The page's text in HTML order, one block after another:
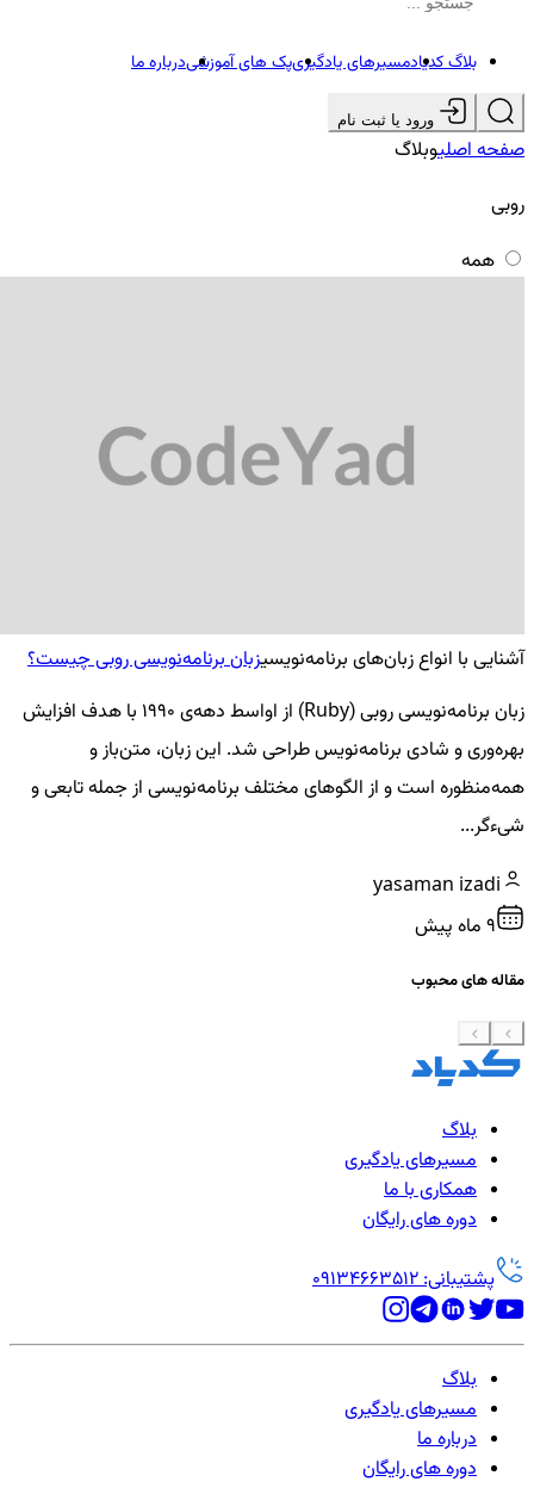
بلاگ کدیادمسیرهای یادگیریپک های آموزشیدرباره ما
ورود یا ثبت نام
صفحه اصلیوبلاگ
روبی
همه
آشنایی با انواع زبان‌های برنامه‌نویسیزبان برنامه‌نویسی روبی چیست؟
زبان برنامه‌نویسی روبی (Ruby) از اواسط دهه‌ی ۱۹۹۰ با هدف افزایش
بهره‌وری و شادی برنامه‌نویس طراحی شد. این زبان، متن‌باز و
همه‌منظوره است و از الگوهای مختلف برنامه‌نویسی از جمله تابعی و
شیءگر...
yasaman izadi
9 ماه پیش
مقاله های محبوب
بلاگ
مسیرهای یادگیری
همکاری با ما
دوره های رایگان
پشتیبانی: 09134663512
بلاگ
مسیرهای یادگیری
درباره ما
دوره های رایگان